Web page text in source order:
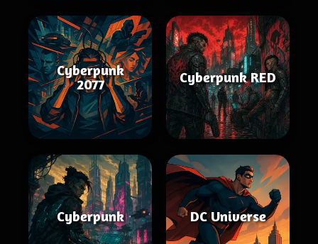
Cyberpunk
2077
Cyberpunk RED
Cyberpunk DC Universe